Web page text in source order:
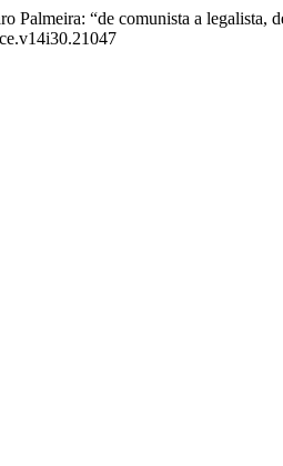
Palmeira: “de comunista a legalista,